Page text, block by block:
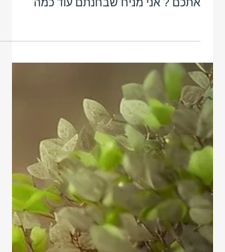
תחשבו על המוצר האחרון שרכשתם , טלפון
אתכם ? אני מניח שבחנתם עוד כמה
ברכישת מוצר ששווה מיליונים !!! אירוע
שחוזר על עצמו אצלי במשרד , בפגישות עם
לקוחות חדשים כאשר אנו בוחנים את קרנות
הפנסיה ואנו רואים הבדלים עצומים של
מיליוני שקלים לגיל פרישה . לפני מס'
שבועות , ישבתי עם לקוח בן 41 , נשוי עם
שמבוטח באחת מקרנות הפנסיה שאני מכיר
, בפגישתנו ביקש שלא אגע בכלום כי "